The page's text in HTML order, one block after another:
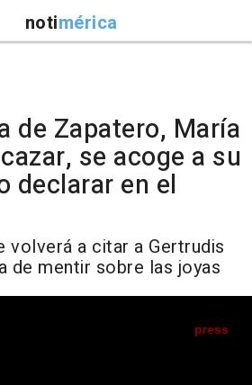
notimérica
de Zapatero, María
se acoge a su
declarar en el
volverá a citar a Gertrudis
de mentir sobre las joyas